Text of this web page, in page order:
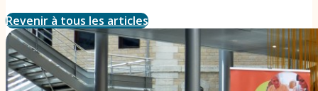
Revenir à tous les articles